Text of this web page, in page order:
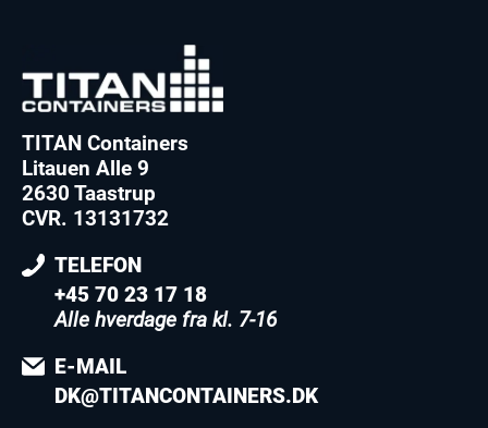
TITAN Containers
Litauen Alle 9
2630 Taastrup
CVR. 13131732
TELEFON
+45 70 23 17 18
Alle hverdage fra kl. 7-16
E-MAIL
DK@TITANCONTAINERS.DK